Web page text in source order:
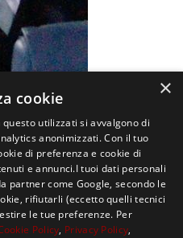
0
×
cookie
utilizzati si avvalgono di
anonimizzati. Con il tuo
di preferenza e cookie di
e annunci.I tuoi dati personali
partner come Google, secondo le
rifiutarli (eccetto quelli tecnici
le tue preferenze. Per
Policy, Privacy Policy,